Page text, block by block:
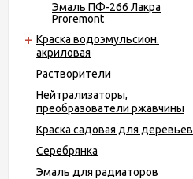
Эмаль ПФ-266 Лакра
Proremont
Краска водоэмульсион.
акриловая
Растворители
Нейтрализаторы,
преобразователи ржавчины
Краска садовая для деревьев
Серебрянка
Эмаль для радиаторов